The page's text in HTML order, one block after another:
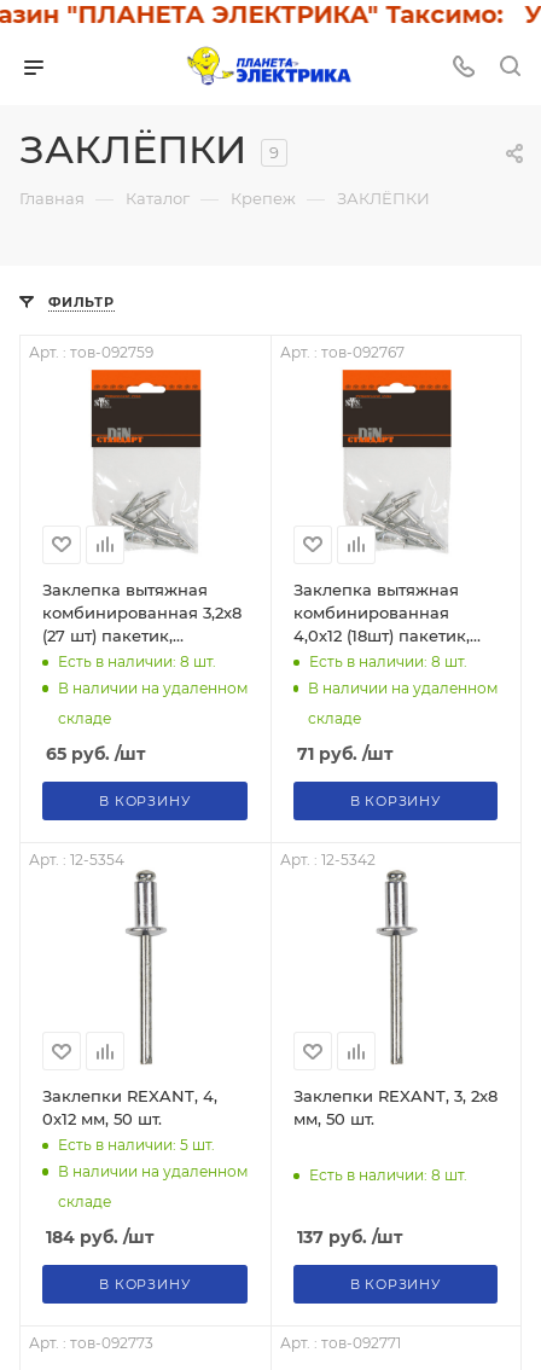
"ПЛАНЕТА ЭЛЕКТРИКА" Таксимо: У
ЗАКЛЁПКИ 9
Главная — Каталог — Крепеж — ЗАКЛЁПКИ
ФИЛЬТР
Арт. : тов-092759
Заклепка вытяжная
комбинированная 3,2x8
(27 шт) пакетик,
тов-092759
Есть в наличии: 8 шт.
В наличии на удаленном
складе
65 руб. /шт
В КОРЗИНУ
Арт. : тов-092767
Заклепка вытяжная
комбинированная
4,0х12 (18шт) пакетик,
тов-092767
Есть в наличии: 8 шт.
В наличии на удаленном
складе
71руб. /шт
В КОРЗИНУ
Арт. : 12-5354
Заклепки REXANT, 4,
0x12 мм, 50 шт.
Есть в наличии: 5 шт.
В наличии на удаленном
складе
184 руб. /шт
В КОРЗИНУ
Арт. : 12-5342
Заклепки REXANT, 3, 2x8
мм, 50 шт.
Есть в наличии: 8 шт.
137руб. /шт
В КОРЗИНУ
Арт. : тов-092773 Арт. : тов-092771